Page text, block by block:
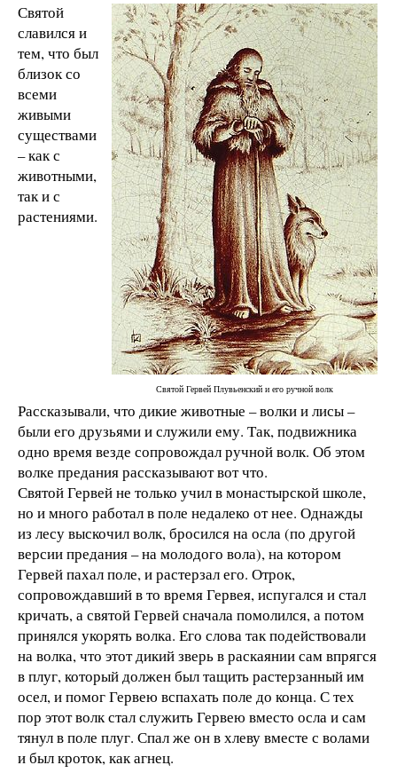
Святой Гервей Плувьенский и его ручной волк
Святой
славился и
тем, что был
близок со
всеми
живыми
существами
– как с
животными,
так и с
растениями.
Рассказывали, что дикие животные – волки и лисы –
были его друзьями и служили ему. Так, подвижника
одно время везде сопровождал ручной волк. Об этом
волке предания рассказывают вот что.
Святой Гервей не только учил в монастырской школе,
но и много работал в поле недалеко от нее. Однажды
из лесу выскочил волк, бросился на осла (по другой
версии предания – на молодого вола), на котором
Гервей пахал поле, и растерзал его. Отрок,
сопровождавший в то время Гервея, испугался и стал
кричать, а святой Гервей сначала помолился, а потом
принялся укорять волка. Его слова так подействовали
на волка, что этот дикий зверь в раскаянии сам впрягся
в плуг, который должен был тащить растерзанный им
осел, и помог Гервею вспахать поле до конца. С тех
пор этот волк стал служить Гервею вместо осла и сам
тянул в поле плуг. Спал же он в хлеву вместе с волами
и был кроток, как агнец.